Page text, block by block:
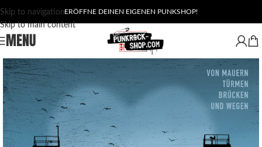
Skip to navigation
Skip to main content
ERÖFFNE DEINEN EIGENEN PUNKSHOP!
MENU